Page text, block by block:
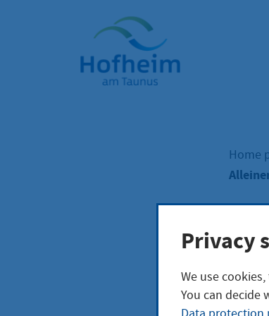
Home"
Home
Privacy
We use
You can decide